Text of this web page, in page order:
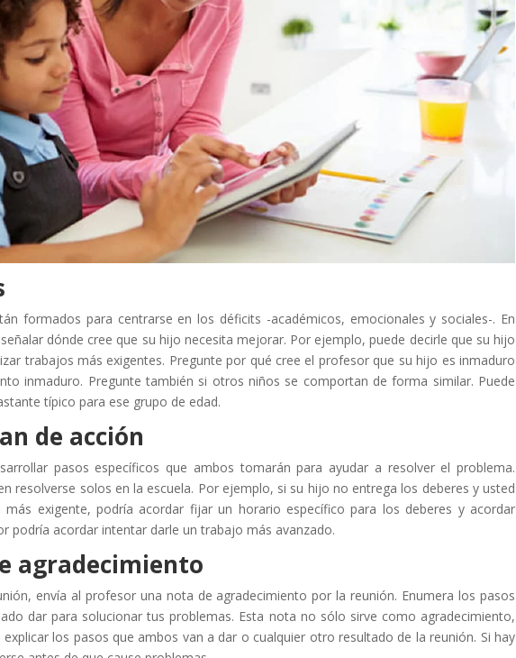
formados para centrarse en los déficits -académicos, emocionales y sociales-. En
dónde cree que su hijo necesita mejorar. Por ejemplo, puede decirle que su hijo
trabajos más exigentes. Pregunte por qué cree el profesor que su hijo es inmaduro
inmaduro. Pregunte también si otros niños se comportan de forma similar. Puede
típico para ese grupo de edad.
de acción
pasos específicos que ambos tomarán para ayudar a resolver el problema.
resolverse solos en la escuela. Por ejemplo, si su hijo no entrega los deberes y usted
exigente, podría acordar fijar un horario específico para los deberes y acordar
podría acordar intentar darle un trabajo más avanzado.
agradecimiento
envía al profesor una nota de agradecimiento por la reunión. Enumera los pasos
dar para solucionar tus problemas. Esta nota no sólo sirve como agradecimiento,
los pasos que ambos van a dar o cualquier otro resultado de la reunión. Si hay